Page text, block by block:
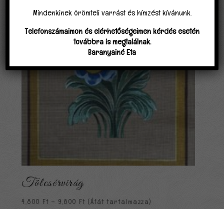
Tölcsérvirág
4,800 Ft – 9,800 Ft Ártartomány:
(Áfát tartalmazza)
Mindenkinek örömteli varrást és hímzést kívánunk.
Telefonszámaimon és elérhetőségeimen kérdés esetén
továbbra is megtalálnak.
Baranyainé Eta